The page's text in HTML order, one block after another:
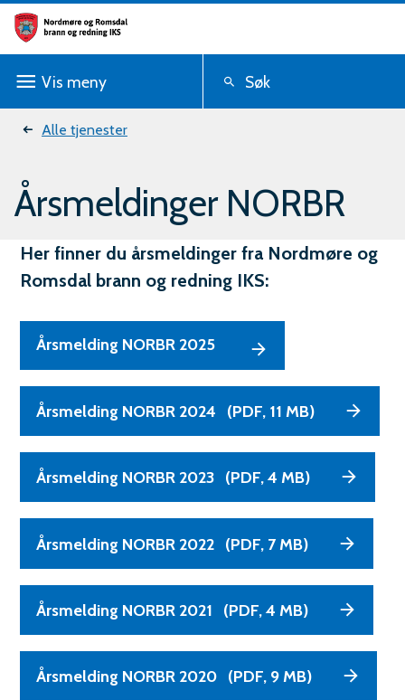
o
ø
e
o
g
R
o
m
s
d
a
l
b
r
a
Søk
Vis meny
Du
her:
Alle tjenester
Årsmeldinger NORBR
Her finner du årsmeldinger fra Nordmøre og
Romsdal brann og redning IKS:
Årsmelding NORBR 2025
Årsmelding NORBR 2024 (PDF, 11 MB)
Årsmelding NORBR 2023 (PDF, 4 MB)
Årsmelding NORBR 2022 (PDF, 7 MB)
Årsmelding NORBR 2021 (PDF, 4 MB)
Årsmelding NORBR 2020 (PDF, 9 MB)